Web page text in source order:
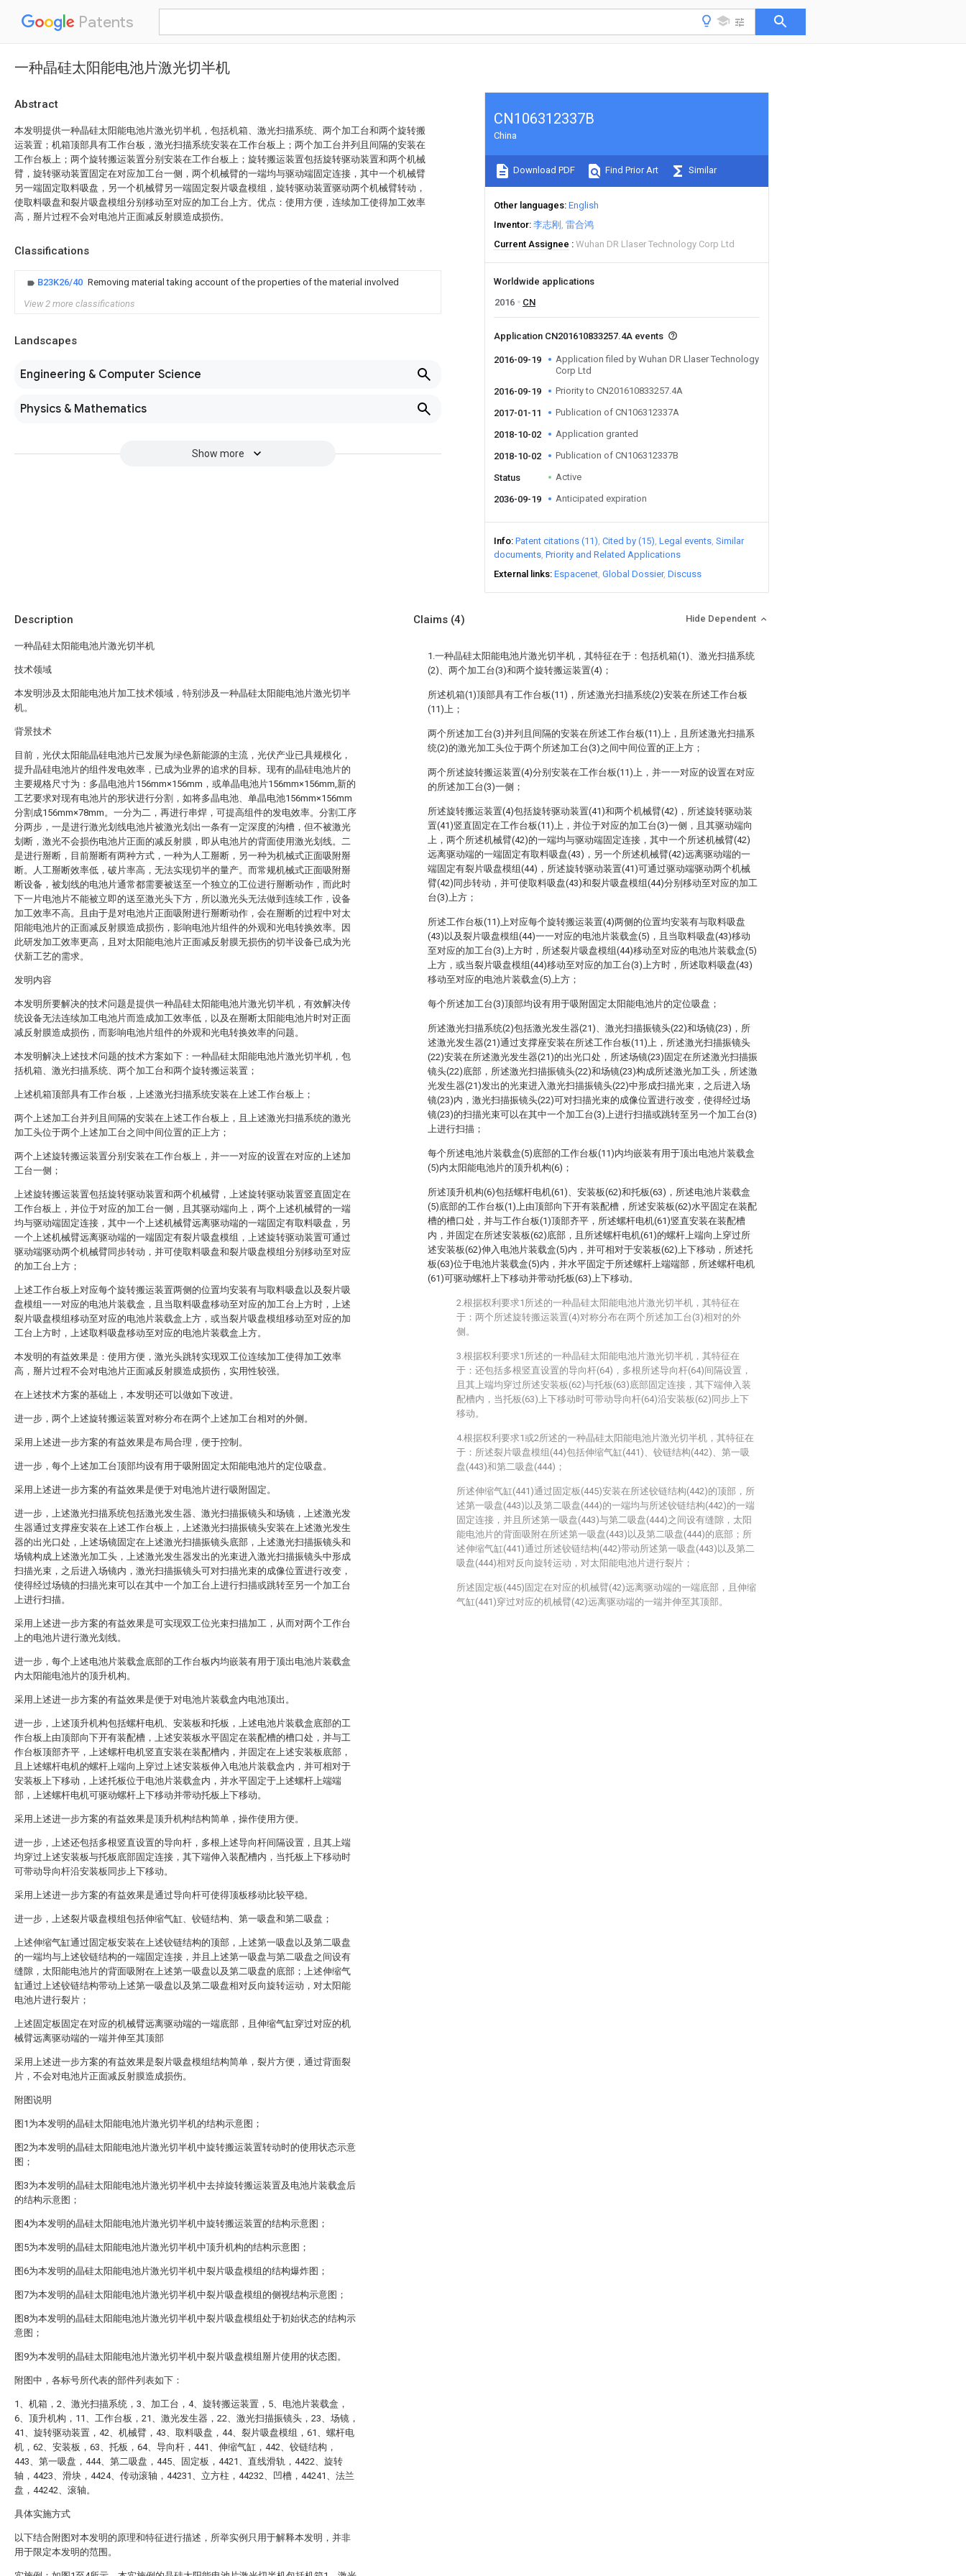
Patents
一种晶硅太阳能电池片激光切半机
Abstract
本发明提供一种晶硅太阳能电池片激光切半机，包括机箱、激光扫描系统、两个加工台和两个旋转搬
运装置；机箱顶部具有工作台板，激光扫描系统安装在工作台板上；两个加工台并列且间隔的安装在
工作台板上；两个旋转搬运装置分别安装在工作台板上；旋转搬运装置包括旋转驱动装置和两个机械
臂，旋转驱动装置固定在对应加工台一侧，两个机械臂的一端均与驱动端固定连接，其中一个机械臂
另一端固定取料吸盘，另一个机械臂另一端固定裂片吸盘模组，旋转驱动装置驱动两个机械臂转动，
使取料吸盘和裂片吸盘模组分别移动至对应的加工台上方。优点：使用方便，连续加工使得加工效率
高，掰片过程不会对电池片正面减反射膜造成损伤。
Classifications
B23K26/40 Removing material taking account of the properties of the material involved
View 2 more classifications
Landscapes
Engineering & Computer Science
Physics & Mathematics
Show more
CN106312337B
China
Download PDF Find Prior Art Similar
Other languages English
Inventor 李志刚 雷合鸿
Current Assignee
Wuhan DR Llaser Technology Corp Ltd
Worldwide applications
2016
CN
Application CN201610833257.4A events
2016-09-19
Application filed by Wuhan DR Llaser Technology
Corp Ltd
2016-09-19
Priority to CN201610833257.4A
2017-01-11 Publication of CN106312337A
2018-10-02 Application granted
2018-10-02 Publication of CN106312337B
Status Active
2036-09-19 Anticipated expiration
Info Patent citations (11) Cited by (15) Legal events Similar
documents Priority and Related Applications
External links Espacenet Global Dossier Discuss
Description
一种晶硅太阳能电池片激光切半机
技术领域
本发明涉及太阳能电池片加工技术领域，特别涉及一种晶硅太阳能电池片激光切半
机。
背景技术
目前，光伏太阳能晶硅电池片已发展为绿色新能源的主流，光伏产业已具规模化，
提升晶硅电池片的组件发电效率，已成为业界的追求的目标。现有的晶硅电池片的
主要规格尺寸为：多晶电池片156mm×156mm，或单晶电池片156mm×156mm,新的
工艺要求对现有电池片的形状进行分割，如将多晶电池、单晶电池156mm×156mm
分割成156mm×78mm。一分为二，再进行串焊，可提高组件的发电效率。分割工序
分两步，一是进行激光划线电池片被激光划出一条有一定深度的沟槽，但不被激光
划断，激光不会损伤电池片正面的减反射膜，即从电池片的背面使用激光划线。二
是进行掰断，目前掰断有两种方式，一种为人工掰断，另一种为机械式正面吸附掰
断。人工掰断效率低，破片率高，无法实现切半的量产。而常规机械式正面吸附掰
断设备，被划线的电池片通常都需要被送至一个独立的工位进行掰断动作，而此时
下一片电池片不能被立即的送至激光头下方，所以激光头无法做到连续工作，设备
加工效率不高。且由于是对电池片正面吸附进行掰断动作，会在掰断的过程中对太
阳能电池片的正面减反射膜造成损伤，影响电池片组件的外观和光电转换效率。因
此研发加工效率更高，且对太阳能电池片正面减反射膜无损伤的切半设备已成为光
伏新工艺的需求。
发明内容
本发明所要解决的技术问题是提供一种晶硅太阳能电池片激光切半机，有效解决传
统设备无法连续加工电池片而造成加工效率低，以及在掰断太阳能电池片时对正面
减反射膜造成损伤，而影响电池片组件的外观和光电转换效率的问题。
本发明解决上述技术问题的技术方案如下：一种晶硅太阳能电池片激光切半机，包
括机箱、激光扫描系统、两个加工台和两个旋转搬运装置；
上述机箱顶部具有工作台板，上述激光扫描系统安装在上述工作台板上；
两个上述加工台并列且间隔的安装在上述工作台板上，且上述激光扫描系统的激光
加工头位于两个上述加工台之间中间位置的正上方；
两个上述旋转搬运装置分别安装在工作台板上，并一一对应的设置在对应的上述加
工台一侧；
上述旋转搬运装置包括旋转驱动装置和两个机械臂，上述旋转驱动装置竖直固定在
工作台板上，并位于对应的加工台一侧，且其驱动端向上，两个上述机械臂的一端
均与驱动端固定连接，其中一个上述机械臂远离驱动端的一端固定有取料吸盘，另
一个上述机械臂远离驱动端的一端固定有裂片吸盘模组，上述旋转驱动装置可通过
驱动端驱动两个机械臂同步转动，并可使取料吸盘和裂片吸盘模组分别移动至对应
的加工台上方；
上述工作台板上对应每个旋转搬运装置两侧的位置均安装有与取料吸盘以及裂片吸
盘模组一一对应的电池片装载盒，且当取料吸盘移动至对应的加工台上方时，上述
裂片吸盘模组移动至对应的电池片装载盒上方，或当裂片吸盘模组移动至对应的加
工台上方时，上述取料吸盘移动至对应的电池片装载盒上方。
本发明的有益效果是：使用方便，激光头跳转实现双工位连续加工使得加工效率
高，掰片过程不会对电池片正面减反射膜造成损伤，实用性较强。
在上述技术方案的基础上，本发明还可以做如下改进。
进一步，两个上述旋转搬运装置对称分布在两个上述加工台相对的外侧。
采用上述进一步方案的有益效果是布局合理，便于控制。
进一步，每个上述加工台顶部均设有用于吸附固定太阳能电池片的定位吸盘。
采用上述进一步方案的有益效果是便于对电池片进行吸附固定。
进一步，上述激光扫描系统包括激光发生器、激光扫描振镜头和场镜，上述激光发
生器通过支撑座安装在上述工作台板上，上述激光扫描振镜头安装在上述激光发生
器的出光口处，上述场镜固定在上述激光扫描振镜头底部，上述激光扫描振镜头和
场镜构成上述激光加工头，上述激光发生器发出的光束进入激光扫描振镜头中形成
扫描光束，之后进入场镜内，激光扫描振镜头可对扫描光束的成像位置进行改变，
使得经过场镜的扫描光束可以在其中一个加工台上进行扫描或跳转至另一个加工台
上进行扫描。
采用上述进一步方案的有益效果是可实现双工位光束扫描加工，从而对两个工作台
上的电池片进行激光划线。
进一步，每个上述电池片装载盒底部的工作台板内均嵌装有用于顶出电池片装载盒
内太阳能电池片的顶升机构。
采用上述进一步方案的有益效果是便于对电池片装载盒内电池顶出。
进一步，上述顶升机构包括螺杆电机、安装板和托板，上述电池片装载盒底部的工
作台板上由顶部向下开有装配槽，上述安装板水平固定在装配槽的槽口处，并与工
作台板顶部齐平，上述螺杆电机竖直安装在装配槽内，并固定在上述安装板底部，
且上述螺杆电机的螺杆上端向上穿过上述安装板伸入电池片装载盒内，并可相对于
安装板上下移动，上述托板位于电池片装载盒内，并水平固定于上述螺杆上端端
部，上述螺杆电机可驱动螺杆上下移动并带动托板上下移动。
采用上述进一步方案的有益效果是顶升机构结构简单，操作使用方便。
进一步，上述还包括多根竖直设置的导向杆，多根上述导向杆间隔设置，且其上端
均穿过上述安装板与托板底部固定连接，其下端伸入装配槽内，当托板上下移动时
可带动导向杆沿安装板同步上下移动。
采用上述进一步方案的有益效果是通过导向杆可使得顶板移动比较平稳。
进一步，上述裂片吸盘模组包括伸缩气缸、铰链结构、第一吸盘和第二吸盘；
上述伸缩气缸通过固定板安装在上述铰链结构的顶部，上述第一吸盘以及第二吸盘
的一端均与上述铰链结构的一端固定连接，并且上述第一吸盘与第二吸盘之间设有
缝隙，太阳能电池片的背面吸附在上述第一吸盘以及第二吸盘的底部；上述伸缩气
缸通过上述铰链结构带动上述第一吸盘以及第二吸盘相对反向旋转运动，对太阳能
电池片进行裂片；
上述固定板固定在对应的机械臂远离驱动端的一端底部，且伸缩气缸穿过对应的机
械臂远离驱动端的一端并伸至其顶部
采用上述进一步方案的有益效果是裂片吸盘模组结构简单，裂片方便，通过背面裂
片，不会对电池片正面减反射膜造成损伤。
附图说明
图1为本发明的晶硅太阳能电池片激光切半机的结构示意图；
图2为本发明的晶硅太阳能电池片激光切半机中旋转搬运装置转动时的使用状态示意
图；
图3为本发明的晶硅太阳能电池片激光切半机中去掉旋转搬运装置及电池片装载盒后
的结构示意图；
图4为本发明的晶硅太阳能电池片激光切半机中旋转搬运装置的结构示意图；
图5为本发明的晶硅太阳能电池片激光切半机中顶升机构的结构示意图；
图6为本发明的晶硅太阳能电池片激光切半机中裂片吸盘模组的结构爆炸图；
图7为本发明的晶硅太阳能电池片激光切半机中裂片吸盘模组的侧视结构示意图；
图8为本发明的晶硅太阳能电池片激光切半机中裂片吸盘模组处于初始状态的结构示
意图；
图9为本发明的晶硅太阳能电池片激光切半机中裂片吸盘模组掰片使用的状态图。
附图中，各标号所代表的部件列表如下：
1、机箱，2、激光扫描系统，3、加工台，4、旋转搬运装置，5、电池片装载盒，
6、顶升机构，11、工作台板，21、激光发生器，22、激光扫描振镜头，23、场镜，
41、旋转驱动装置，42、机械臂，43、取料吸盘，44、裂片吸盘模组，61、螺杆电
机，62、安装板，63、托板，64、导向杆，441、伸缩气缸，442、铰链结构，
443、第一吸盘，444、第二吸盘，445、固定板，4421、直线滑轨，4422、旋转
轴，4423、滑块，4424、传动滚轴，44231、立方柱，44232、凹槽，44241、法兰
盘，44242、滚轴。
具体实施方式
以下结合附图对本发明的原理和特征进行描述，所举实例只用于解释本发明，并非
用于限定本发明的范围。
Claims (4) Hide Dependent
1.一种晶硅太阳能电池片激光切半机，其特征在于：包括机箱(1)、激光扫描系统
(2)、两个加工台(3)和两个旋转搬运装置(4)；
所述机箱(1)顶部具有工作台板(11)，所述激光扫描系统(2)安装在所述工作台板
(11)上；
两个所述加工台(3)并列且间隔的安装在所述工作台板(11)上，且所述激光扫描系
统(2)的激光加工头位于两个所述加工台(3)之间中间位置的正上方；
两个所述旋转搬运装置(4)分别安装在工作台板(11)上，并一一对应的设置在对应
的所述加工台(3)一侧；
所述旋转搬运装置(4)包括旋转驱动装置(41)和两个机械臂(42)，所述旋转驱动装
置(41)竖直固定在工作台板(11)上，并位于对应的加工台(3)一侧，且其驱动端向
上，两个所述机械臂(42)的一端均与驱动端固定连接，其中一个所述机械臂(42)
远离驱动端的一端固定有取料吸盘(43)，另一个所述机械臂(42)远离驱动端的一
端固定有裂片吸盘模组(44)，所述旋转驱动装置(41)可通过驱动端驱动两个机械
臂(42)同步转动，并可使取料吸盘(43)和裂片吸盘模组(44)分别移动至对应的加工
台(3)上方；
所述工作台板(11)上对应每个旋转搬运装置(4)两侧的位置均安装有与取料吸盘
(43)以及裂片吸盘模组(44)一一对应的电池片装载盒(5)，且当取料吸盘(43)移动
至对应的加工台(3)上方时，所述裂片吸盘模组(44)移动至对应的电池片装载盒(5)
上方，或当裂片吸盘模组(44)移动至对应的加工台(3)上方时，所述取料吸盘(43)
移动至对应的电池片装载盒(5)上方；
每个所述加工台(3)顶部均设有用于吸附固定太阳能电池片的定位吸盘；
所述激光扫描系统(2)包括激光发生器(21)、激光扫描振镜头(22)和场镜(23)，所
述激光发生器(21)通过支撑座安装在所述工作台板(11)上，所述激光扫描振镜头
(22)安装在所述激光发生器(21)的出光口处，所述场镜(23)固定在所述激光扫描振
镜头(22)底部，所述激光扫描振镜头(22)和场镜(23)构成所述激光加工头，所述激
光发生器(21)发出的光束进入激光扫描振镜头(22)中形成扫描光束，之后进入场
镜(23)内，激光扫描振镜头(22)可对扫描光束的成像位置进行改变，使得经过场
镜(23)的扫描光束可以在其中一个加工台(3)上进行扫描或跳转至另一个加工台(3)
上进行扫描；
每个所述电池片装载盒(5)底部的工作台板(11)内均嵌装有用于顶出电池片装载盒
(5)内太阳能电池片的顶升机构(6)；
所述顶升机构(6)包括螺杆电机(61)、安装板(62)和托板(63)，所述电池片装载盒
(5)底部的工作台板(1)上由顶部向下开有装配槽，所述安装板(62)水平固定在装配
槽的槽口处，并与工作台板(1)顶部齐平，所述螺杆电机(61)竖直安装在装配槽
内，并固定在所述安装板(62)底部，且所述螺杆电机(61)的螺杆上端向上穿过所
述安装板(62)伸入电池片装载盒(5)内，并可相对于安装板(62)上下移动，所述托
板(63)位于电池片装载盒(5)内，并水平固定于所述螺杆上端端部，所述螺杆电机
(61)可驱动螺杆上下移动并带动托板(63)上下移动。
2.根据权利要求1所述的一种晶硅太阳能电池片激光切半机，其特征在
于：两个所述旋转搬运装置(4)对称分布在两个所述加工台(3)相对的外
侧。
3.根据权利要求1所述的一种晶硅太阳能电池片激光切半机，其特征在
于：还包括多根竖直设置的导向杆(64)，多根所述导向杆(64)间隔设置，
且其上端均穿过所述安装板(62)与托板(63)底部固定连接，其下端伸入装
配槽内，当托板(63)上下移动时可带动导向杆(64)沿安装板(62)同步上下
移动。
4.根据权利要求1或2所述的一种晶硅太阳能电池片激光切半机，其特征在
于：所述裂片吸盘模组(44)包括伸缩气缸(441)、铰链结构(442)、第一吸
盘(443)和第二吸盘(444)；
所述伸缩气缸(441)通过固定板(445)安装在所述铰链结构(442)的顶部，所
述第一吸盘(443)以及第二吸盘(444)的一端均与所述铰链结构(442)的一端
固定连接，并且所述第一吸盘(443)与第二吸盘(444)之间设有缝隙，太阳
能电池片的背面吸附在所述第一吸盘(443)以及第二吸盘(444)的底部；所
述伸缩气缸(441)通过所述铰链结构(442)带动所述第一吸盘(443)以及第二
吸盘(444)相对反向旋转运动，对太阳能电池片进行裂片；
所述固定板(445)固定在对应的机械臂(42)远离驱动端的一端底部，且伸缩
气缸(441)穿过对应的机械臂(42)远离驱动端的一端并伸至其顶部。